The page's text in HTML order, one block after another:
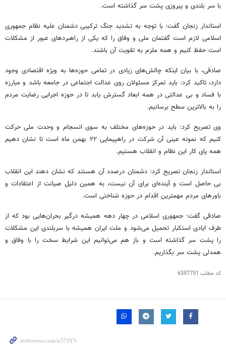
با سر بلندی و پیروزی پشت سر گذاشته است.
استاندار زنجان گفت: با توجه به تشدید جنگ ترکیبی دشمنان علیه نظام جمهوری
اسلامی لازم است گفتمان ملی و وفاق را که یکی از راهبردهای عبور از مشکلات
است حفظ کنیم و همه ملزم به تقویت آن باشند.
صادقی، با بیان اینکه چالش‌های زیادی در تمامی حوزه‌ها به ویژه اقتصادی وجود
دارد، تاکید کرد: باید تمرکز مسئولان روی عدالت اجتماعی در جامعه باشد و مبارزه
با فساد و بی عدالتی در همه ابعاد گسترش یابد تا در حوزه اجرایی رضایت مردم
را به بالاترین سطح برسانیم.
وی تصریح کرد: باید در حوزه‌های مختلف به سوی انسجام و وحدت ملی حرکت
کنیم که نمونه عینی آن شرکت در راهپیمایی ۲۲ بهمن ماه است تا نشان دهیم
همه پای کار این نظام و انقلاب هستیم.
استاندار زنجان تصریح کرد: دشمنان درصدد آن هستند که نشان دهند این انقلاب
بی حاصل است و آینده‌ای برای آن نیست، به همین دلیل صیانت از اعتقادات و
باورهای مردم مهمترین اقدام در حوزه شناختی است.
صادقی گفت: جمهوری اسلامی در چهار دهه همیشه درگیر بحران‌هایی بود که از
طرف ایادی استکبار تحمیل می‌شود و ملت ایران همیشه با سربلندی این مشکلات
را پشت سر گذاشته است و باز هم می‌توانیم این شرایط سخت را با وفاق و
همدلی پشت سر بگذاریم.
کد مطلب 6357751